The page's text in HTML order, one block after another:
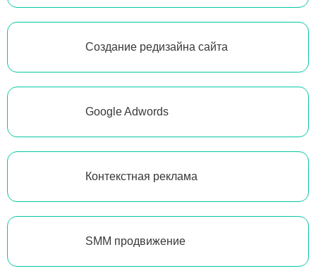
Создание редизайна сайта
Google Adwords
Контекстная реклама
SMM продвижение